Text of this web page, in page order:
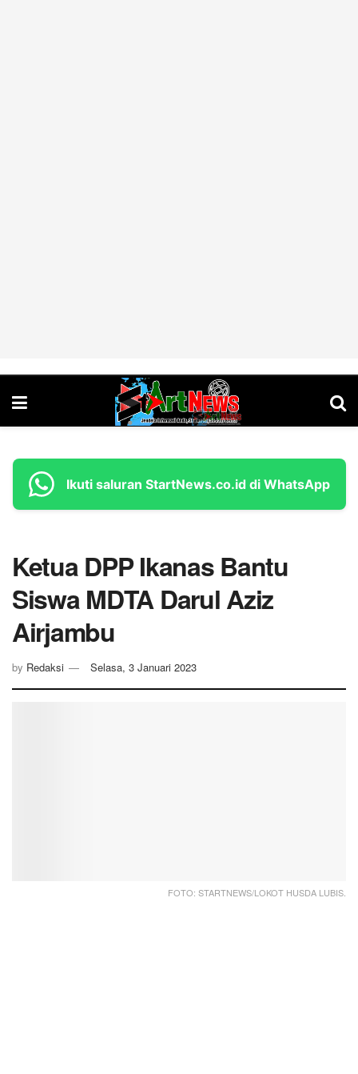
Ikuti saluran StartNews.co.id di WhatsApp
Ketua DPP Ikanas Bantu
Siswa MDTA Darul Aziz
Airjambu
by Redaksi Selasa, 3 Januari 2023
FOTO: STARTNEWS/LOKOT HUSDA LUBIS.